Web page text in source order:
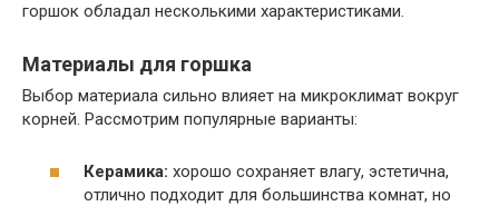
горшок обладал несколькими характеристиками.
Материалы для горшка
Выбор материала сильно влияет на микроклимат вокруг
корней. Рассмотрим популярные варианты:
Керамика: хорошо сохраняет влагу, эстетична,
отлично подходит для большинства комнат, но